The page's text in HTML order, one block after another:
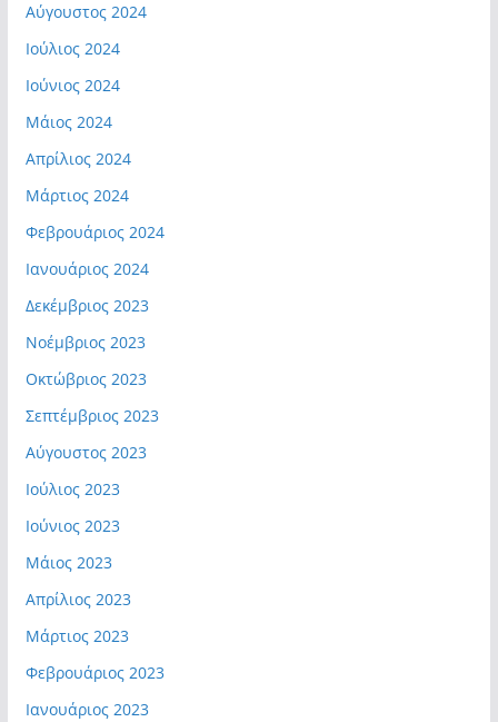
Αύγουστος 2024
Ιούλιος 2024
Ιούνιος 2024
Μάιος 2024
Απρίλιος 2024
Μάρτιος 2024
Φεβρουάριος 2024
Ιανουάριος 2024
Δεκέμβριος 2023
Νοέμβριος 2023
Οκτώβριος 2023
Σεπτέμβριος 2023
Αύγουστος 2023
Ιούλιος 2023
Ιούνιος 2023
Μάιος 2023
Απρίλιος 2023
Μάρτιος 2023
Φεβρουάριος 2023
Ιανουάριος 2023